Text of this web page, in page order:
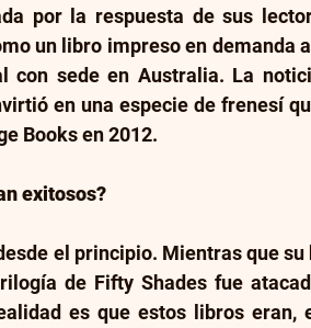
por la respuesta de sus
un libro impreso en demanda
con sede en Australia. La
en una especie de frenesí
Books en 2012.
exitosos?
el principio. Mientras que su
de Fifty Shades fue
es que estos libros eran,